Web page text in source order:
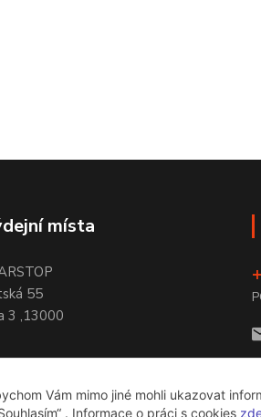
místa
55
3 ,13000
Vám mimo jiné mohli ukazovat
. Informace o práci s cookies